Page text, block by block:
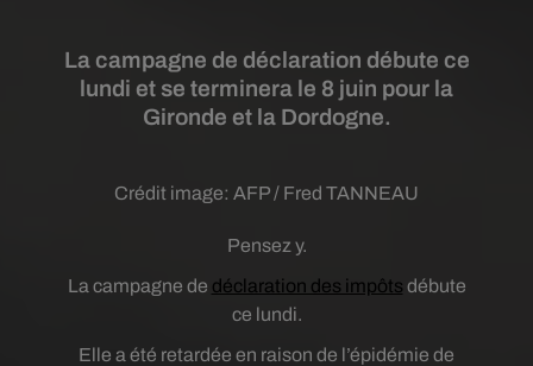
La campagne de déclaration débute ce
lundi et se terminera le 8 juin pour la
Gironde et la Dordogne.
Crédit image: AFP / Fred TANNEAU
Pensez y.
La campagne de déclaration des impôts débute
ce lundi.
Elle a été retardée en raison de l’épidémie de